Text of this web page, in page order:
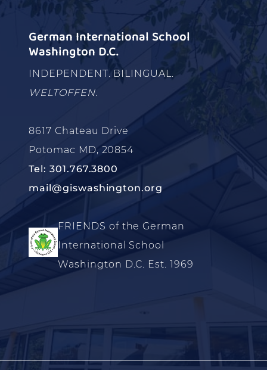
German International School
Washington D.C.
INDEPENDENT. BILINGUAL.
WELTOFFEN.
8617 Chateau Drive
Potomac MD, 20854
Tel: 301.767.3800
mail@giswashington.org
FRIENDS of the German
International School
Washington D.C. Est. 1969